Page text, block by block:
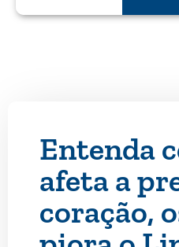
Entenda
afeta a
coração,